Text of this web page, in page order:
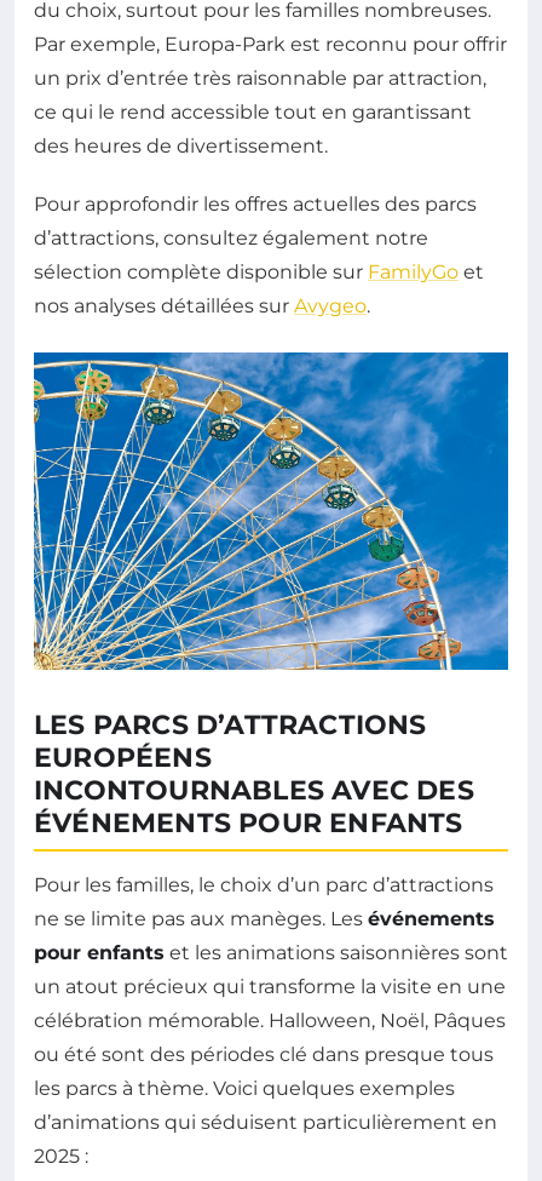
du choix, surtout pour les familles nombreuses.
Par exemple, Europa-Park est reconnu pour offrir
un prix d’entrée très raisonnable par attraction,
ce qui le rend accessible tout en garantissant
des heures de divertissement.
Pour approfondir les offres actuelles des parcs
d’attractions, consultez également notre
sélection complète disponible sur FamilyGo et
nos analyses détaillées sur Avygeo.
LES PARCS D’ATTRACTIONS
EUROPÉENS
INCONTOURNABLES AVEC DES
ÉVÉNEMENTS POUR ENFANTS
Pour les familles, le choix d’un parc d’attractions
ne se limite pas aux manèges. Les événements
pour enfants et les animations saisonnières sont
un atout précieux qui transforme la visite en une
célébration mémorable. Halloween, Noël, Pâques
ou été sont des périodes clé dans presque tous
les parcs à thème. Voici quelques exemples
d’animations qui séduisent particulièrement en
2025 :